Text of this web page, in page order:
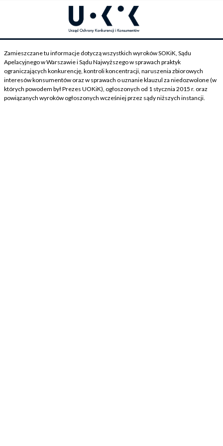
Zamieszczane tu informacje dotyczą wszystkich wyroków SOKiK, Sądu
Apelacyjnego w Warszawie i Sądu Najwyższego w sprawach praktyk
ograniczających konkurencję, kontroli koncentracji, naruszenia zbiorowych
interesów konsumentów oraz w sprawach o uznanie klauzul za niedozwolone (w
których powodem był Prezes UOKiK), ogłoszonych od 1 stycznia 2015 r. oraz
powiązanych wyroków ogłoszonych wcześniej przez sądy niższych instancji.